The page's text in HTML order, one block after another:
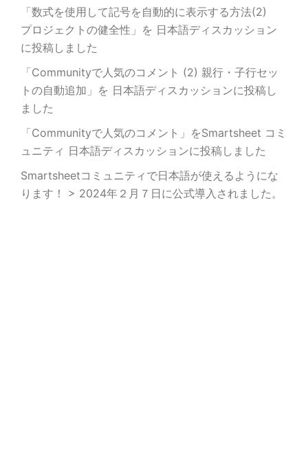
「数式を使用して記号を自動的に表示する方法(2)
プロジェクトの健全性」を 日本語ディスカッション
に投稿しました
「Communityで人気のコメント (2) 親行・子行セッ
トの自動追加」を 日本語ディスカッションに投稿し
ました
「Communityで人気のコメント」をSmartsheet コミ
ュニティ 日本語ディスカッションに投稿しました
Smartsheetコミュニティで日本語が使えるようにな
ります！ > 2024年２月７日に公式導入されました。